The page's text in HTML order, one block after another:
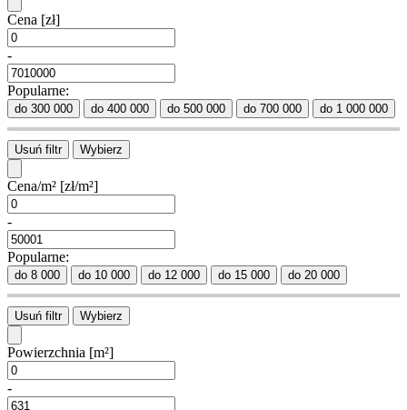
Cena [zł]
-
Popularne:
do 300 000 do 400 000 do 500 000 do 700 000 do 1 000 000
Usuń filtr Wybierz
Cena/m² [zł/m²]
-
Popularne:
do 8 000 do 10 000 do 12 000 do 15 000 do 20 000
Usuń filtr Wybierz
Powierzchnia [m²]
-